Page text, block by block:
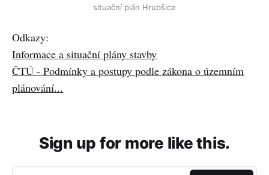
situační plán Hrubšice
Odkazy:
Informace a situační plány stavby
ČTÚ - Podmínky a postupy podle zákona o územním
plánování...
Sign up for more like this.